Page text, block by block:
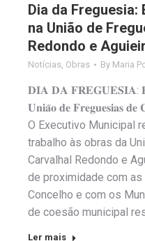
Dia da Freguesia:
na União de
Redondo e
Notícias, Obras By Maria
𝐃𝐈𝐀 𝐃𝐀 𝐅𝐑𝐄𝐆𝐔𝐄𝐒𝐈𝐀:
𝐔𝐧𝐢𝐚̃𝐨 𝐝𝐞 𝐅𝐫𝐞𝐠𝐮𝐞𝐬𝐢𝐚𝐬 𝐝𝐞
O Executivo Municipal
trabalho às obras da
Carvalhal Redondo e
de proximidade com
Concelho e com os
de coesão municipal
Ler mais